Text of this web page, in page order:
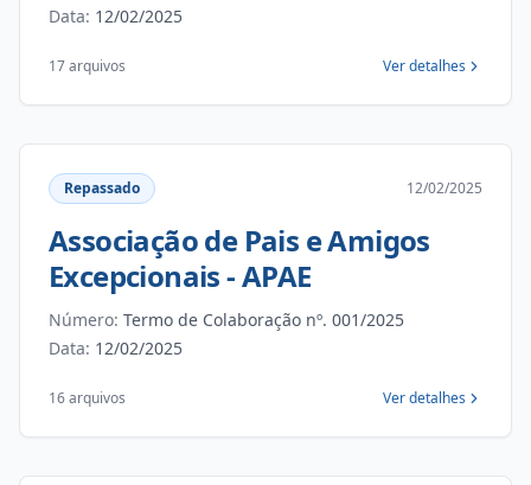
Data: 12/02/2025
17 arquivos Ver detalhes
Repassado 12/02/2025
Associação de Pais e Amigos
Excepcionais - APAE
Número: Termo de Colaboração nº. 001/2025
Data: 12/02/2025
16 arquivos Ver detalhes